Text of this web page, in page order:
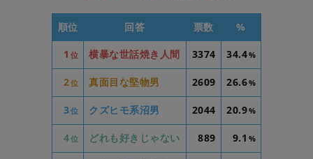
順位 回答 票数 %
1 位 横暴な世話焼き人間 3374 34.4%
2位 真面目な堅物男 2609 26.6%
3位 クズヒモ系沼男 2044 20.9%
4位 どれも好きじゃない 889 9.1 %